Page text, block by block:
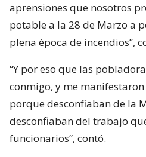
aprensiones que nosotros
potable a la 28 de Marzo a
plena época de incendios”,
“Y por eso que las
conmigo, y me
porque desconfiaban de la
desconfiaban del trabajo
funcionarios”, contó.